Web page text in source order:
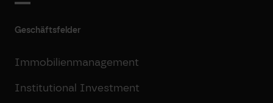
Geschäftsfelder
Immobilienmanagement
Institutional Investment